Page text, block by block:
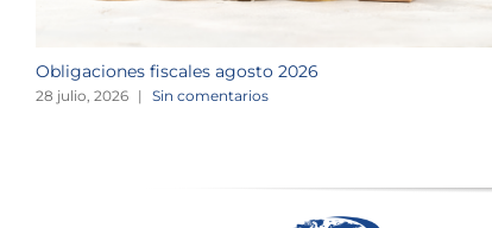
Obligaciones fiscales agosto 2026
28 julio, 2026 | Sin comentarios